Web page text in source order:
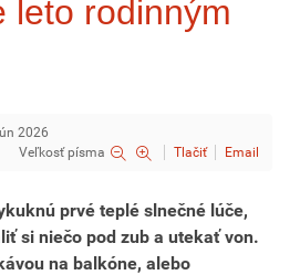
leto rodinným
2026
Veľkosť písma
Tlačiť Email
prvé teplé slnečné lúče,
si niečo pod zub a utekať von.
na balkóne, alebo